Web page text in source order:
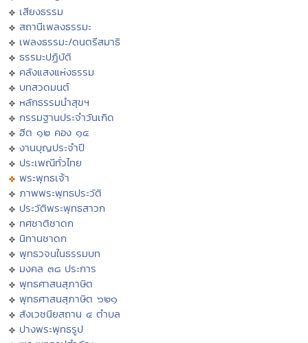
เสียงธรรม
สถานีเพลงธรรมะ
เพลงธรรมะ/ดนตรีสมาธิ
ธรรมะปฏิบัติ
คลังแสงแห่งธรรม
บทสวดมนต์
หลักธรรมนำสุขฯ
กรรมฐานประจำวันเกิด
ฮีต ๑๒ คอง ๑๔
งานบุญประจำปี
ประเพณีทั่วไทย
พระพุทธเจ้า
ภาพพระพุทธประวัติ
ประวัติพระพุทธสาวก
ทศชาติชาดก
นิทานชาดก
พุทธวจนในธรรมบท
มงคล ๓๘ ประการ
พุทธศาสนสุภาษิต
พุทธศาสนสุภาษิต ๖๒๑
สังเวชนียสถาน ๔ ตำบล
ปางพระพุทธรูป